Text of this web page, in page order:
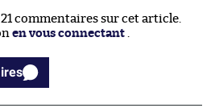
commentaires sur cet article.
en vous connectant .